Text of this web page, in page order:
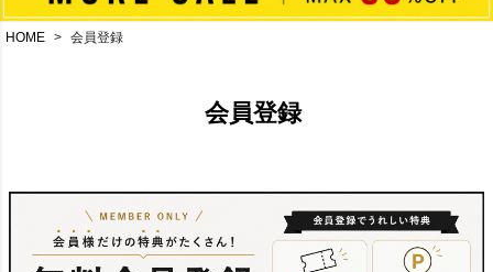
HOME 会員登録
会員登録